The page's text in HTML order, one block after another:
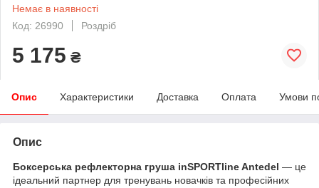
Немає в наявності
Код: 26990
Роздріб
5 175 ₴
Опис Характеристики Доставка Оплата Умови
Опис
Боксерська рефлекторна груша inSPORTline Antedel — це
ідеальний партнер для тренувань новачків та професійних